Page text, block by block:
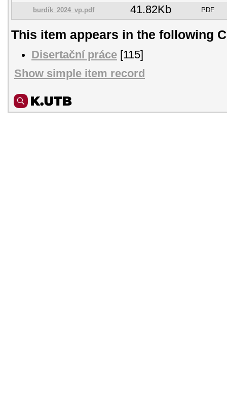
burdík_2024_vp.pdf 41.82Kb PDF
This item appears in the following
Disertační práce [115]
Show simple item record